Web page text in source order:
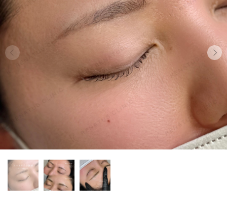
クリニック一覧
お問い合わせ
プライバシーポリシー
未成年の方へ
規約
コラム
担当医師から探す
副田 周
高橋 希
泉 洋平
辻橋 勇祐
阿部 竜介
Parts
部位から探す
製剤から探す
ザーフ(XERF)
ボラックス
ボリューマ
ボリフト
レナトゥスヒアルロン酸
ダイヤモンドフィール/ピ
ネハ